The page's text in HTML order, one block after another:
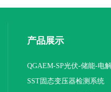
产品展示
QGAEM-SP光伏-储能-电
体化测试平台
SST固态变压器检测系统